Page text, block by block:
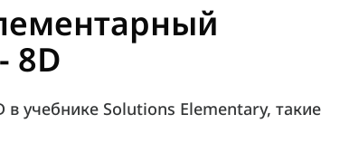
8D
учебнике Solutions Elementary, такие